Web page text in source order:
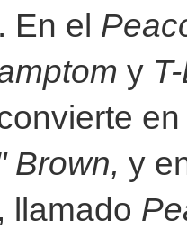
En el
y
Brown, y
llamado